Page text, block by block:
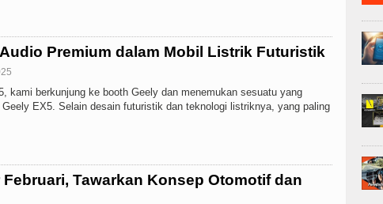
Premium dalam Mobil Listrik Futuristik
kami berkunjung ke booth Geely dan menemukan sesuatu yang
EX5. Selain desain futuristik dan teknologi listriknya, yang paling
Februari, Tawarkan Konsep Otomotif dan